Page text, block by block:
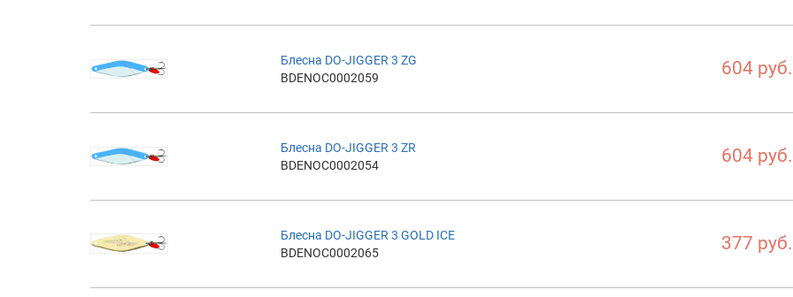
Блесна DO-JIGGER 3 ZG
BDENOC0002059
604 руб.
Блесна DO-JIGGER 3 ZR
BDENOC0002054
604 руб.
Блесна DO-JIGGER 3 GOLD ICE
BDENOC0002065
377 руб.